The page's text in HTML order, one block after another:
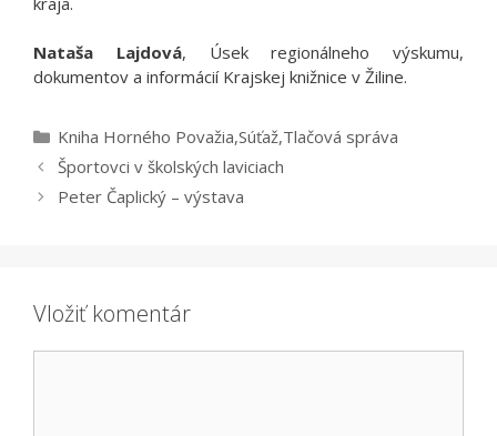
Nataša Lajdová, Úsek regionálneho výskumu,
dokumentov a informácií Krajskej knižnice v Žiline.
Kategórie
Kniha Horného Považia,Súťaž,Tlačová správa
Športovci v školských laviciach
Peter Čaplický – výstava
Vložiť komentár